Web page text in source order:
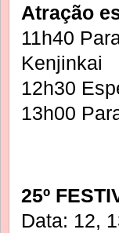
Atração
11h40
Kenjinkai
12h30
13h00
25º
Data: 12,